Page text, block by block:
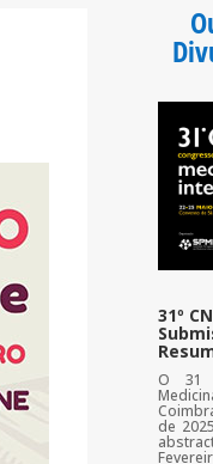
31º
O 31
de